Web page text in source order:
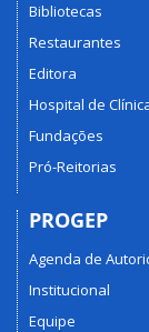
Bibliotecas
Restaurantes
Editora
Hospital de
Fundações
Pró-Reitorias
PROGEP
Agenda de
Institucional
Equipe